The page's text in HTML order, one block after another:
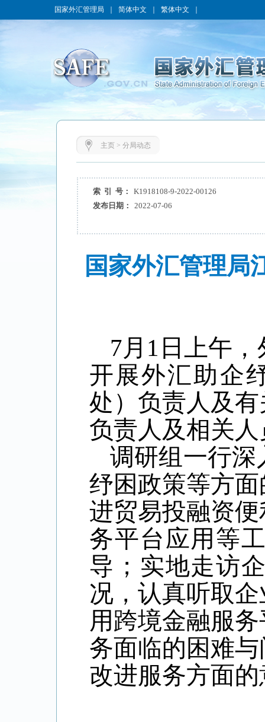
国家外汇管理局 简体中文 繁体中文
主页> 分局动态
索 引 号：
K1918108-9-2022-00126
发布日期：
2022-07-06
国家外汇管理局
7月1日上午
开展外汇助企
处）负责人及
负责人及相关
调研组一行
纾困政策等方
进贸易投融资
务平台应用等
导；实地走访
况，认真听取
用跨境金融服
务面临的困难
改进服务方面